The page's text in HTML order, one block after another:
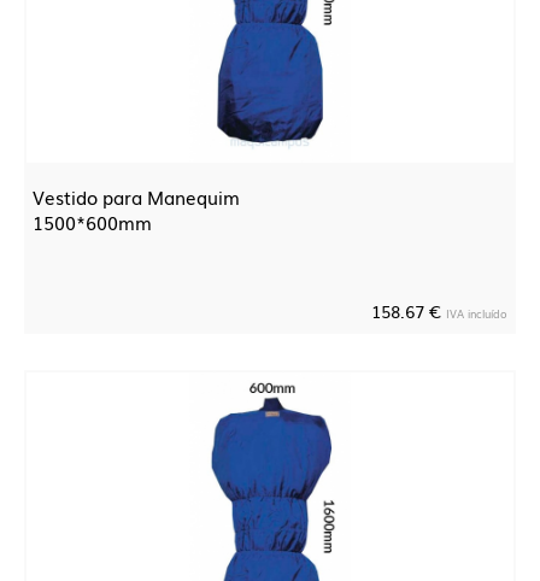
Vestido para Manequim
1500*600mm
158.67 € IVA incluído